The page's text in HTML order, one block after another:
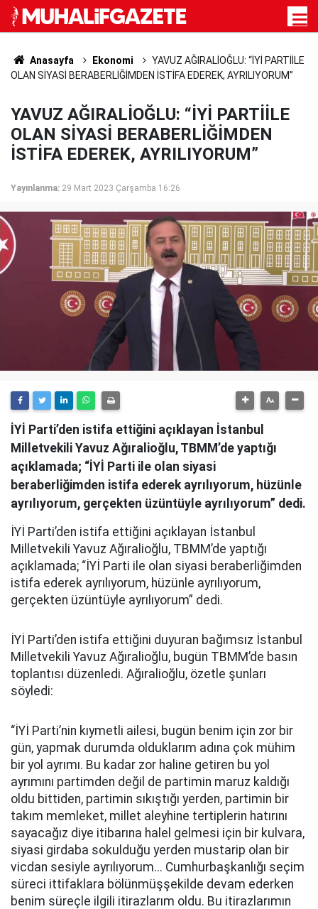
Anasayfa Ekonomi
YAVUZ AĞIRALİOĞLU: “İYİ PARTİİLE
OLAN SİYASİ BERABERLİĞİMDEN İSTİFA EDEREK, AYRILIYORUM”
YAVUZ AĞIRALİOĞLU: “İYİ PARTİİLE
OLAN SİYASİ BERABERLİĞİMDEN
İSTİFA EDEREK, AYRILIYORUM”
Yayınlanma: 29 Mart 2023 Çarşamba 16:26
İYİ Parti’den istifa ettiğini açıklayan İstanbul
Milletvekili Yavuz Ağıralioğlu, TBMM’de yaptığı
açıklamada; “İYİ Parti ile olan siyasi
beraberliğimden istifa ederek ayrılıyorum, hüzünle
ayrılıyorum, gerçekten üzüntüyle ayrılıyorum” dedi.
İYİ Parti’den istifa ettiğini açıklayan İstanbul
Milletvekili Yavuz Ağıralioğlu, TBMM’de yaptığı
açıklamada; “İYİ Parti ile olan siyasi beraberliğimden
istifa ederek ayrılıyorum, hüzünle ayrılıyorum,
gerçekten üzüntüyle ayrılıyorum” dedi.
İYİ Parti’den istifa ettiğini duyuran bağımsız İstanbul
Milletvekili Yavuz Ağıralioğlu, bugün TBMM’de basın
toplantısı düzenledi. Ağıralioğlu, özetle şunları
söyledi:
“İYİ Parti’nin kıymetli ailesi, bugün benim için zor bir
gün, yapmak durumda olduklarım adına çok mühim
bir yol ayrımı. Bu kadar zor haline getiren bu yol
ayrımını partimden değil de partimin maruz kaldığı
oldu bittiden, partimin sıkıştığı yerden, partimin bir
takım memleket, millet aleyhine tertiplerin hatırını
sayacağız diye itibarına halel gelmesi için bir kulvara,
siyasi girdaba sokulduğu yerden mustarip olan bir
vicdan sesiyle ayrılıyorum... Cumhurbaşkanlığı seçim
süreci ittifaklara bölünmüşşekilde devam ederken
benim süreçle ilgili itirazlarım oldu. Bu itirazlarımın